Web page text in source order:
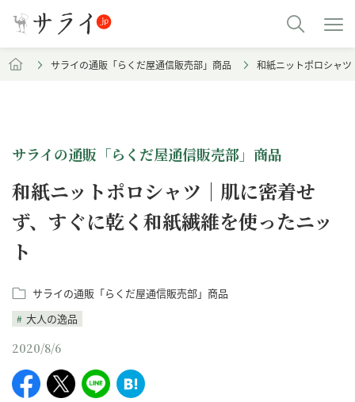
サライの通販「らくだ屋通信販売部」商品 和紙ニットポロシャ
サライの通販「らくだ屋通信販売部」商品
和紙ニットポロシャツ｜肌に密着せ
ず、すぐに乾く和紙繊維を使ったニッ
ト
サライの通販「らくだ屋通信販売部」商品
大人の逸品
2020/8/6